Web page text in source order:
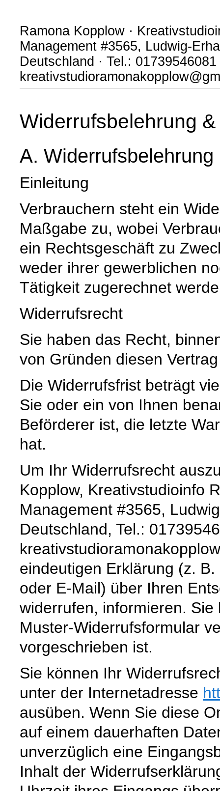
Ramona Kopplow ·
Management #3565, Ludwig-
Deutschland · Tel.: 01739546081
Widerrufsbelehrung
A. Widerrufsbelehrung
Einleitung
Verbrauchern steht ein
Maßgabe zu, wobei
ein Rechtsgeschäft zu
weder ihrer gewerblichen
Tätigkeit zugerechnet
Widerrufsrecht
Sie haben das Recht,
von Gründen diesen
Die Widerrufsfrist beträgt
Sie oder ein von Ihnen
Beförderer ist, die letzte
hat.
Um Ihr Widerrufsrecht
Kopplow, Kreativstudioinfo
Management #3565,
Deutschland, Tel.:
eindeutigen Erklärung (z.
oder E-Mail) über Ihren
widerrufen, informieren.
Muster-Widerrufsformular
vorgeschrieben ist.
Sie können Ihr
unter der Internetadresse
ausüben. Wenn Sie diese
auf einem dauerhaften
unverzüglich eine
Inhalt der